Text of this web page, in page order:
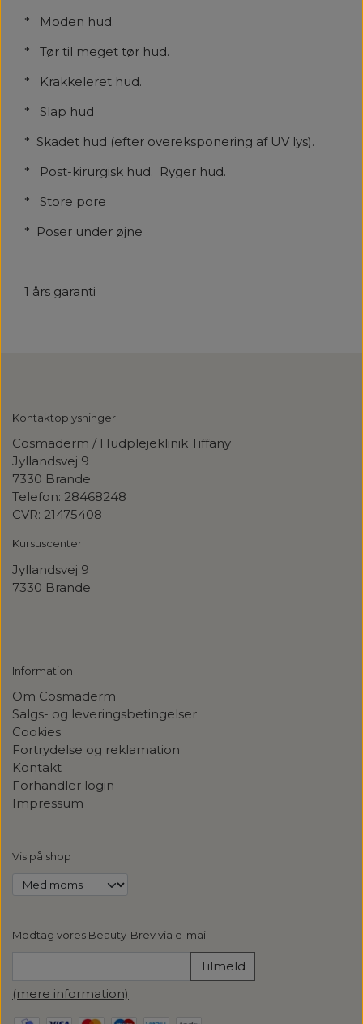
* Moden hud.
* Tør til meget tør hud.
* Krakkeleret hud.
* Slap hud
* Skadet hud (efter overeksponering af UV lys).
* Post-kirurgisk hud. Ryger hud.
* Store pore
* Poser under øjne
1 års garanti
Kontaktoplysninger
Cosmaderm / Hudplejeklinik Tiffany
Jyllandsvej 9
7330 Brande
Telefon: 28468248
CVR: 21475408
Kursuscenter
Jyllandsvej 9
7330 Brande
Information
Om Cosmaderm
Salgs- og leveringsbetingelser
Cookies
Fortrydelse og reklamation
Kontakt
Forhandler login
Impressum
Vis på shop
Modtag vores Beauty-Brev via e-mail
Tilmeld
(mere information)